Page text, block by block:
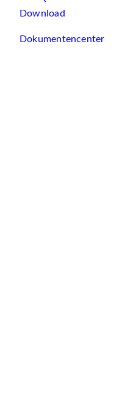
Download
Dokumentencenter